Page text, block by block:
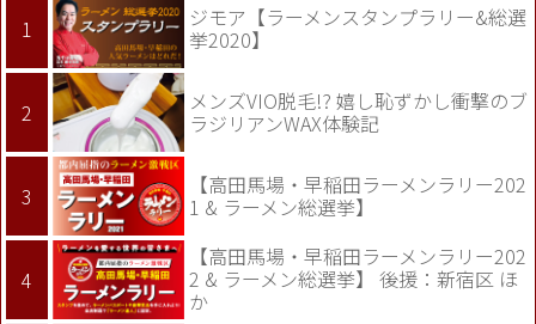
ジモア【ラーメンスタンプラリー&総選
挙2020】
メンズVIO脱毛!? 嬉し恥ずかし衝撃のブ
ラジリアンWAX体験記
【高田馬場・早稲田ラーメンラリー202
1 & ラーメン総選挙】
【高田馬場・早稲田ラーメンラリー202
2 & ラーメン総選挙】 後援：新宿区 ほ
か